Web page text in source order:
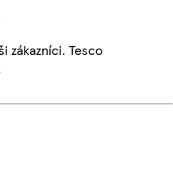
zákazníci. Tesco